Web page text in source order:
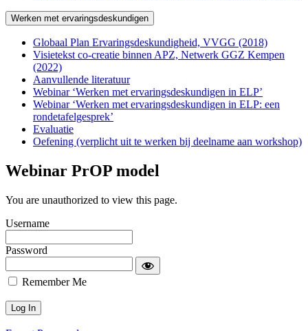
Werken met ervaringsdeskundigen
Globaal Plan Ervaringsdeskundigheid, VVGG (2018)
Visietekst co-creatie binnen APZ, Netwerk GGZ Kempen
(2022)
Aanvullende literatuur
Webinar ‘Werken met ervaringsdeskundigen in ELP’
Webinar ‘Werken met ervaringsdeskundigen in ELP: een
rondetafelgesprek’
Evaluatie
Oefening (verplicht uit te werken bij deelname aan workshop)
Webinar PrOP model
You are unauthorized to view this page.
Username
Password
Remember Me